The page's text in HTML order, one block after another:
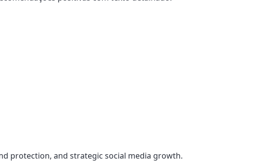
protection, and strategic social media growth.